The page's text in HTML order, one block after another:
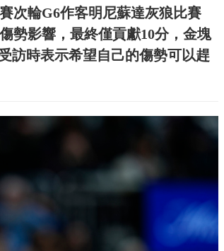
次輪G6作客明尼蘇達灰狼比賽
勢影響，最終僅貢獻10分，金塊
訪時表示希望自己的傷勢可以趕